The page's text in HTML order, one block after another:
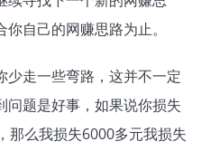
自己的网赚思路为止。
少走一些弯路，这并不一定
问题是好事，如果说你损失
那么我损失6000多元我损失